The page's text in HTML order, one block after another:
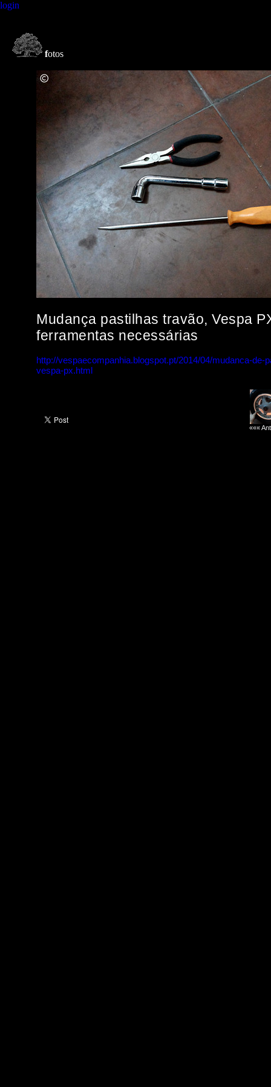
login
fotos
Mudança pastilhas travão, Vespa
ferramentas necessárias
http://vespaecompanhia.blogspot.pt/2014/04/mudanca-de-
vespa-px.html
«««